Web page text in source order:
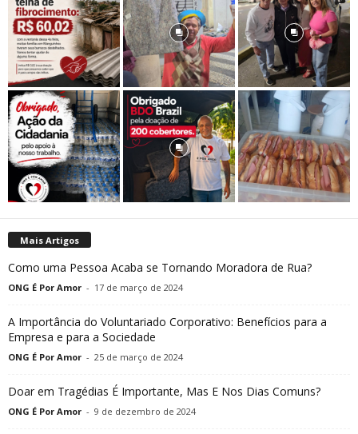
Mais Artigos
Como uma Pessoa Acaba se Tornando Moradora de Rua?
ONG É Por Amor - 17 de março de 2024
A Importância do Voluntariado Corporativo: Benefícios para a
Empresa e para a Sociedade
ONG É Por Amor - 25 de março de 2024
Doar em Tragédias É Importante, Mas E Nos Dias Comuns?
ONG É Por Amor - 9 de dezembro de 2024